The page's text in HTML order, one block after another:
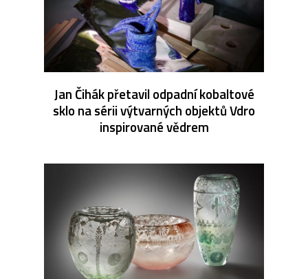
Jan Čihák přetavil odpadní kobaltové
sklo na sérii výtvarných objektů Vdro
inspirované vědrem